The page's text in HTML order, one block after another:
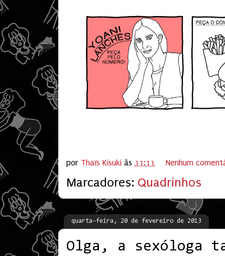
por Thaïs Kisuki às 11:11 Nenhum
Marcadores: Quadrinhos
quarta-feira, 20 de fevereiro de 2013
Olga, a sexóloga